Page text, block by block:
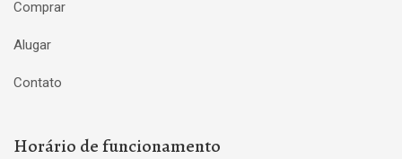
Comprar
Alugar
Contato
Horário de funcionamento